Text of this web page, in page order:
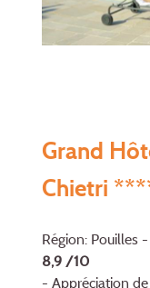
Grand
Chietri
Région: Pouilles
8,9 /10
- Appréciation